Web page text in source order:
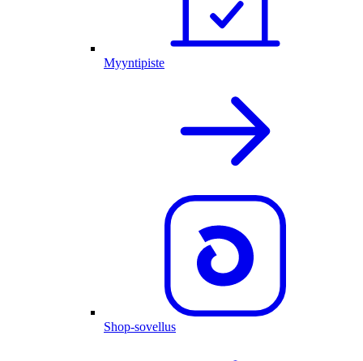
Myyntipiste
Shop-sovellus